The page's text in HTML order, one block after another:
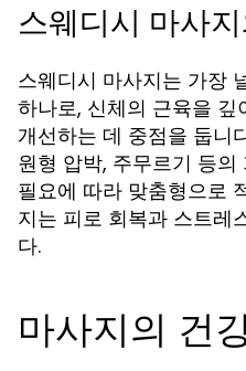
스웨디시 마사
스웨디시 마사지는 가장
하나로, 신체의 근육을
개선하는 데 중점을 둡니
원형 압박, 주무르기 등
필요에 따라 맞춤형으로
지는 피로 회복과 스트레
다.
마사지의 건